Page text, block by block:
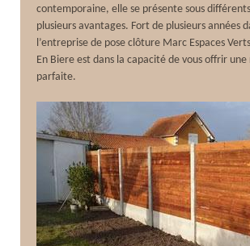
contemporaine, elle se présente sous
plusieurs avantages. Fort de plusieurs années
l’entreprise de pose clôture Marc Espaces
En Biere est dans la capacité de vous offrir
parfaite.